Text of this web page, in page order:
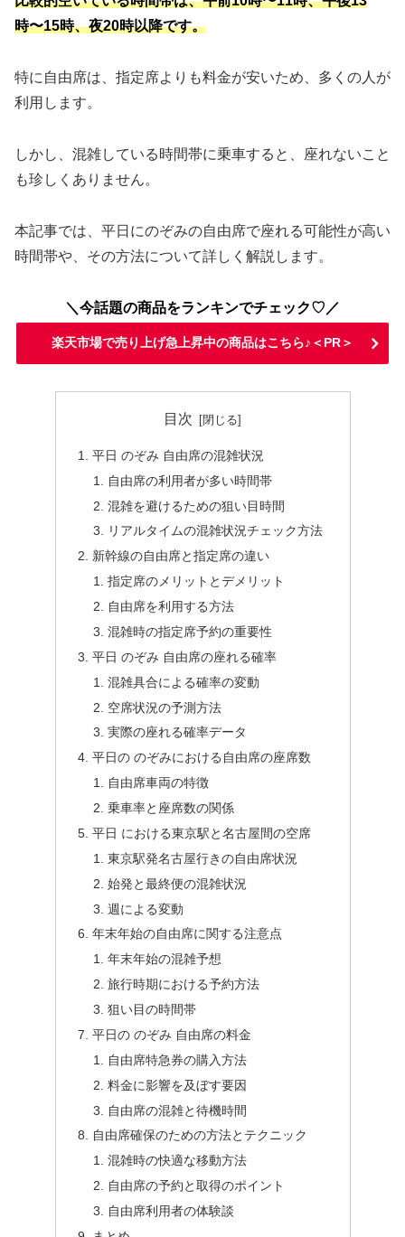
時〜15時、夜20時以降です。
特に自由席は、指定席よりも料金が安いため、多くの人が
利用します。
しかし、混雑している時間帯に乗車すると、座れないこと
も珍しくありません。
本記事では、平日にのぞみの自由席で座れる可能性が高い
時間帯や、その方法について詳しく解説します。
＼今話題の商品をランキンでチェック♡／
楽天市場で売り上げ急上昇中の商品はこちら♪＜PR＞
目次
平日 のぞみ 自由席の混雑状況
自由席の利用者が多い時間帯
混雑を避けるための狙い目時間
リアルタイムの混雑状況チェック方法
新幹線の自由席と指定席の違い
指定席のメリットとデメリット
自由席を利用する方法
混雑時の指定席予約の重要性
平日 のぞみ 自由席の座れる確率
混雑具合による確率の変動
空席状況の予測方法
実際の座れる確率データ
平日の のぞみにおける自由席の座席数
自由席車両の特徴
乗車率と座席数の関係
平日 における東京駅と名古屋間の空席
東京駅発名古屋行きの自由席状況
始発と最終便の混雑状況
週による変動
年末年始の自由席に関する注意点
年末年始の混雑予想
旅行時期における予約方法
狙い目の時間帯
平日の のぞみ 自由席の料金
自由席特急券の購入方法
料金に影響を及ぼす要因
自由席の混雑と待機時間
自由席確保のための方法とテクニック
混雑時の快適な移動方法
自由席の予約と取得のポイント
自由席利用者の体験談